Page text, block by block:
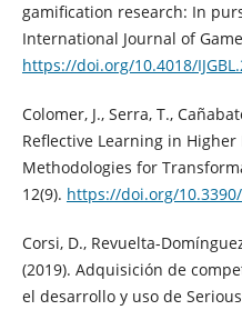
gamification research: In
International Journal of
https://doi.org/10.4018/
Colomer, J., Serra, T.,
Reflective Learning in
Methodologies for
12(9). https://doi.org/
Corsi, D., Revuelta-
(2019). Adquisición de
el desarrollo y uso de